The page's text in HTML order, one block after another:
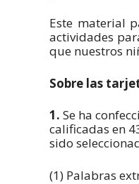
Este material
actividades
que nuestros
Sobre las
1. Se ha
calificadas en
sido
(1) Palabras